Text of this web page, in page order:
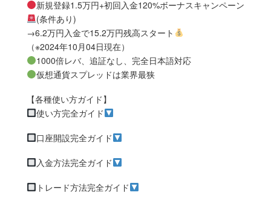
新規登録1.5万円+初回入金120%ボーナスキャンペーン
(条件あり)
→6.2万円入金で15.2万円残高スタート
（※2024年10月04日現在）
1000倍レバ、追証なし、完全日本語対応
仮想通貨スプレッドは業界最狭
【各種使い方ガイド】
使い方完全ガイド
口座開設完全ガイド
入金方法完全ガイド
トレード方法完全ガイド